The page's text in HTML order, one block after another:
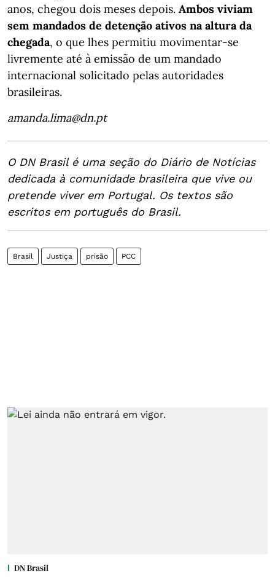
anos, chegou dois meses depois. Ambos viviam
sem mandados de detenção ativos na altura da
chegada, o que lhes permitiu movimentar-se
livremente até à emissão de um mandado
internacional solicitado pelas autoridades
brasileiras.
amanda.lima@dn.pt
O DN Brasil é uma seção do Diário de Notícias
dedicada à comunidade brasileira que vive ou
pretende viver em Portugal. Os textos são
escritos em português do Brasil.
Brasil Justiça prisão PCC
DN Brasil